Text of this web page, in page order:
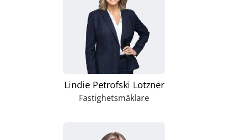
Lindie Petrofski Lotzner
Fastighetsmäklare